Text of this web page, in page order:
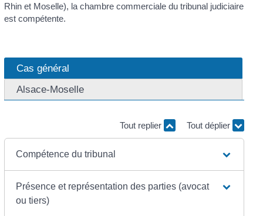
Rhin et Moselle), la chambre commerciale du tribunal judiciaire
est compétente.
Cas général
Alsace-Moselle
Tout replier Tout déplier
Compétence du tribunal
Présence et représentation des parties (avocat
ou tiers)